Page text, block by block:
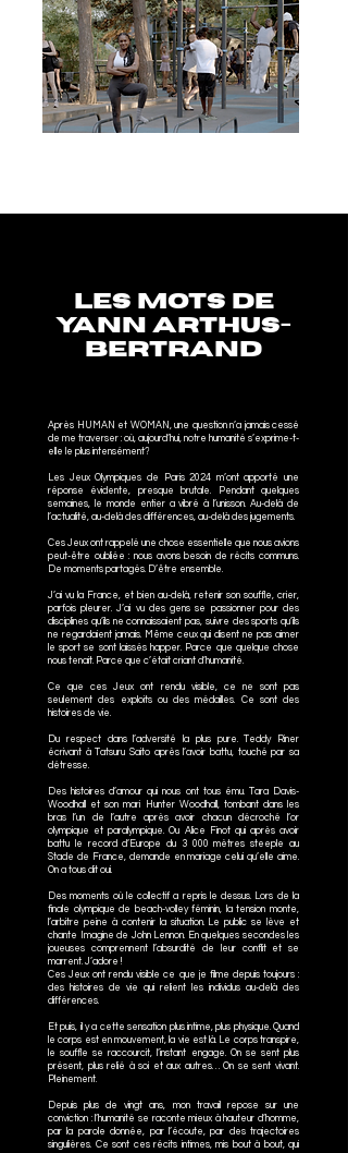
Les mots de
Yann Arthus-
Bertrand
Après HUMAN et WOMAN, une question n’a jamais cessé
de me traverser : où, aujourd’hui, notre humanité s’exprime-t-
elle le plus intensément?
Les Jeux Olympiques de Paris 2024 m’ont apporté une
réponse évidente, presque brutale. Pendant quelques
semaines, le monde entier a vibré à l’unisson. Au-delà de
l’actualité, au-delà des différences, au-delà des jugements.
Ces Jeux ont rappelé une chose essentielle que nous avions
peut-être oubliée : nous avons besoin de récits communs.
De moments partagés. D’être ensemble.
J’ai vu la France, et bien au-delà, retenir son souffle, crier,
parfois pleurer. J’ai vu des gens se passionner pour des
disciplines qu’ils ne connaissaient pas, suivre des sports qu’ils
ne regardaient jamais. Même ceux qui disent ne pas aimer
le sport se sont laissés happer. Parce que quelque chose
nous tenait. Parce que c’était criant d’humanité.
Ce que ces Jeux ont rendu visible, ce ne sont pas
seulement des exploits ou des médailles. Ce sont des
histoires de vie.
Du respect dans l’adversité la plus pure. Teddy Riner
écrivant à Tatsuru Saito après l’avoir battu, touché par sa
détresse.
Des histoires d’amour qui nous ont tous ému. Tara Davis-
Woodhall et son mari Hunter Woodhall, tombant dans les
bras l’un de l’autre après avoir chacun décroché l’or
olympique et paralympique. Ou Alice Finot qui après avoir
battu le record d’Europe du 3 000 mètres steeple au
Stade de France, demande en mariage celui qu’elle aime.
On a tous dit oui.
Des moments où le collectif a repris le dessus. Lors de la
finale olympique de beach-volley féminin, la tension monte,
l’arbitre peine à contenir la situation. Le public se lève et
chante Imagine de John Lennon. En quelques secondes les
joueuses comprennent l’absurdité de leur conflit et se
marrent. J’adore !
Ces Jeux ont rendu visible ce que je filme depuis toujours :
des histoires de vie qui relient les individus au-delà des
différences.
Et puis, il y a cette sensation plus intime, plus physique. Quand
le corps est en mouvement, la vie est là. Le corps transpire,
le souffle se raccourcit, l’instant engage. On se sent plus
présent, plus relié à soi et aux autres… On se sent vivant.
Pleinement.
Depuis plus de vingt ans, mon travail repose sur une
conviction : l’humanité se raconte mieux à hauteur d’homme,
par la parole donnée, par l’écoute, par des trajectoires
singulières. Ce sont ces récits intimes, mis bout à bout, qui